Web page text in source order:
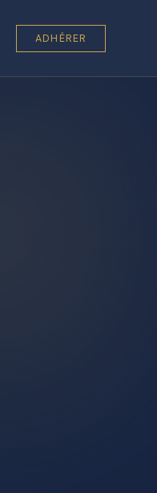
ADHÉRER